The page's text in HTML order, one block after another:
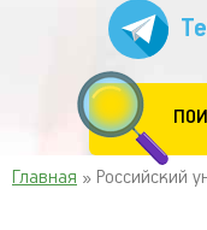
Главная » Российский